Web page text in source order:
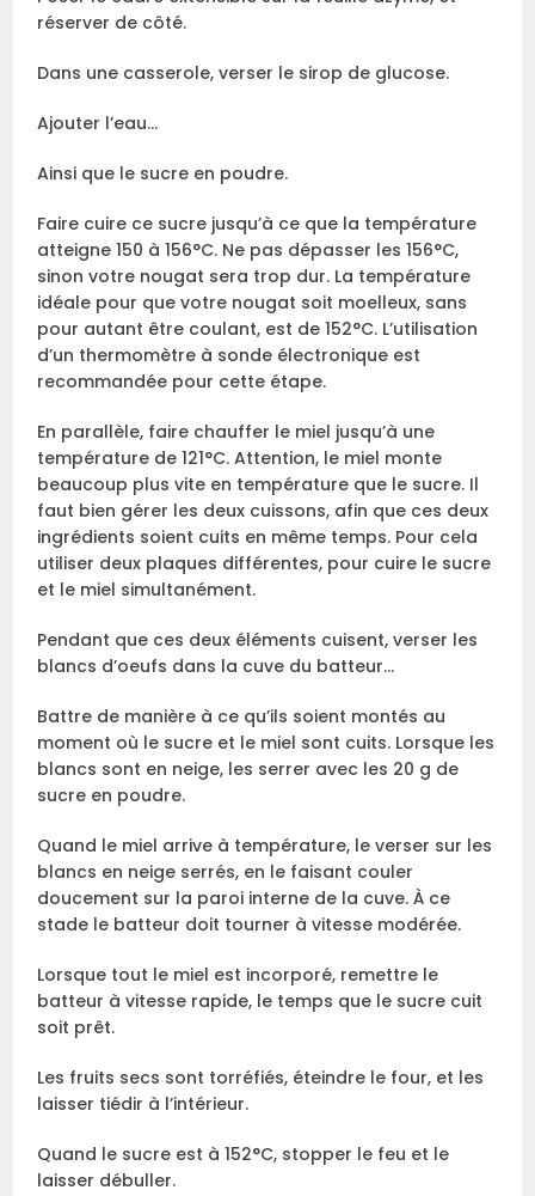
réserver de côté.
Dans une casserole, verser le sirop de glucose.
Ajouter l’eau…
Ainsi que le sucre en poudre.
Faire cuire ce sucre jusqu’à ce que la température
atteigne 150 à 156°C. Ne pas dépasser les 156°C,
sinon votre nougat sera trop dur. La température
idéale pour que votre nougat soit moelleux, sans
pour autant être coulant, est de 152°C. L’utilisation
d’un thermomètre à sonde électronique est
recommandée pour cette étape.
En parallèle, faire chauffer le miel jusqu’à une
température de 121°C. Attention, le miel monte
beaucoup plus vite en température que le sucre. Il
faut bien gérer les deux cuissons, afin que ces deux
ingrédients soient cuits en même temps. Pour cela
utiliser deux plaques différentes, pour cuire le sucre
et le miel simultanément.
Pendant que ces deux éléments cuisent, verser les
blancs d’oeufs dans la cuve du batteur…
Battre de manière à ce qu’ils soient montés au
moment où le sucre et le miel sont cuits. Lorsque les
blancs sont en neige, les serrer avec les 20 g de
sucre en poudre.
Quand le miel arrive à température, le verser sur les
blancs en neige serrés, en le faisant couler
doucement sur la paroi interne de la cuve. À ce
stade le batteur doit tourner à vitesse modérée.
Lorsque tout le miel est incorporé, remettre le
batteur à vitesse rapide, le temps que le sucre cuit
soit prêt.
Les fruits secs sont torréfiés, éteindre le four, et les
laisser tiédir à l’intérieur.
Quand le sucre est à 152°C, stopper le feu et le
laisser débuller.